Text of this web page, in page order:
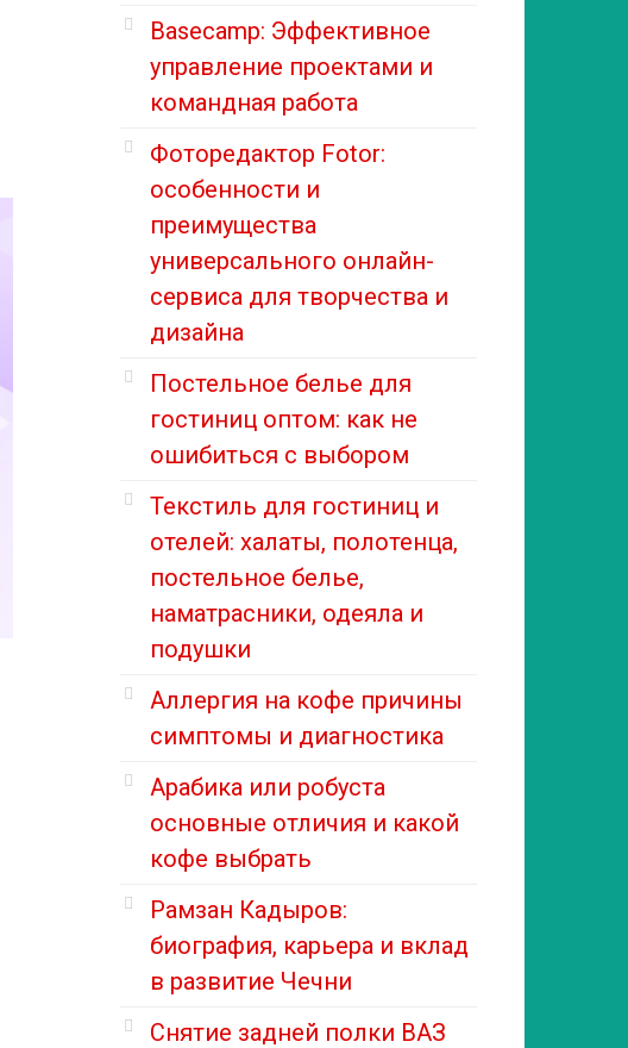
Basecamp: Эффективное
управление проектами и
командная работа
Фоторедактор Fotor:
особенности и
преимущества
универсального онлайн-
сервиса для творчества и
дизайна
Постельное белье для
гостиниц оптом: как не
ошибиться с выбором
Текстиль для гостиниц и
отелей: халаты, полотенца,
постельное белье,
наматрасники, одеяла и
подушки
Аллергия на кофе причины
симптомы и диагностика
Арабика или робуста
основные отличия и какой
кофе выбрать
Рамзан Кадыров:
биография, карьера и вклад
в развитие Чечни
Снятие задней полки ВАЗ